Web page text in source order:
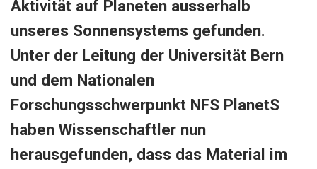
Aktivität auf Planeten ausserhalb
unseres Sonnensystems gefunden.
Unter der Leitung der Universität Bern
und dem Nationalen
Forschungsschwerpunkt NFS PlanetS
haben Wissenschaftler nun
herausgefunden, dass das Material im